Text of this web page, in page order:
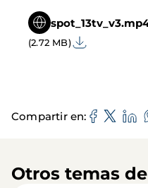
(2.72 MB)
Compartir en
Otros temas